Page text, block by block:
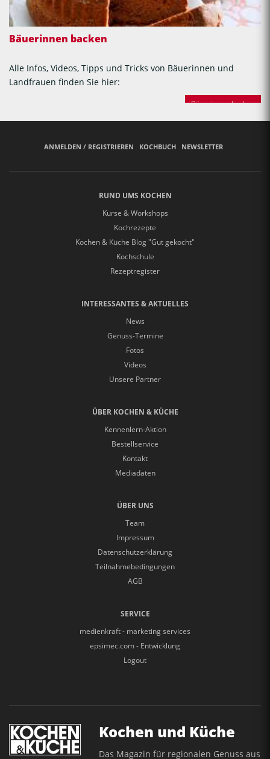
Bäuerinnen backen
Alle Infos, Videos, Tipps und Tricks von Bäuerinnen und
Landfrauen finden Sie hier:
Bäuerinnen backen
ANMELDEN / REGISTRIEREN KOCHBUCH NEWSLETTER
RUND UMS KOCHEN
Kurse & Workshops
Kochrezepte
Kochen & Küche Blog "Gut gekocht"
Kochschule
Rezeptregister
INTERESSANTES & AKTUELLES
News
Genuss-Termine
Fotos
Videos
Unsere Partner
ÜBER KOCHEN & KÜCHE
Kennenlern-Aktion
Bestellservice
Kontakt
Mediadaten
ÜBER UNS
Team
Impressum
Datenschutzerklärung
Teilnahmebedingungen
AGB
SERVICE
medienkraft - marketing services
epsimec.com - Entwicklung
Logout
Kochen und Küche
Das Magazin für regionalen Genuss aus